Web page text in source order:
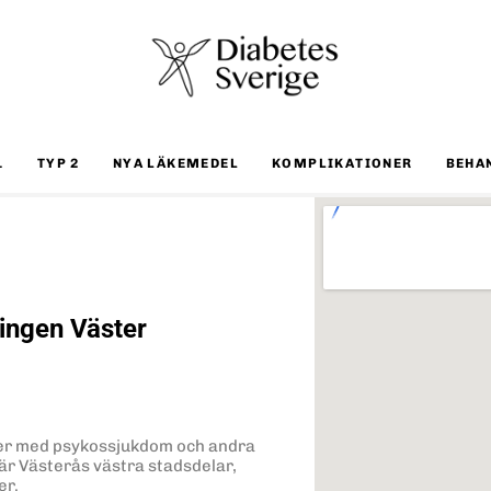
TYP 2 NYA LÄKEMEDEL KOMPLIKATIONER
Väster
med psykossjukdom och andra
Västerås västra stadsdelar,